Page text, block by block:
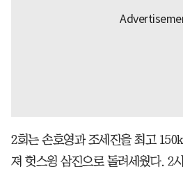
2회는 손호영과 조세진을 최고
져 헛스윙 삼진으로 돌려세웠다. 2